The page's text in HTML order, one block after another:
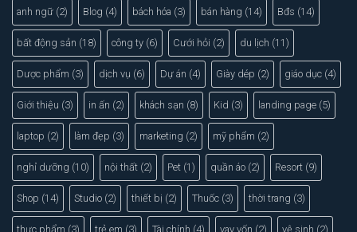
anh ngữ (2) Blog (4) bách hóa (3) bán hàng (14) Bđs (14)
bất động sản (18) công ty (6) Cưới hỏi (2) du lịch (11)
Dược phẩm (3) dịch vụ (6) Dự án (4) Giày dép (2) giáo dục (4)
Giới thiệu (3) in ấn (2) khách sạn (8) Kid (3) landing page (5)
laptop (2) làm đẹp (3) marketing (2) mỹ phẩm (2)
nghỉ dưỡng (10) nội thất (2) Pet (1) quần áo (2) Resort (9)
Shop (14) Studio (2) thiết bị (2) Thuốc (3) thời trang (3)
thực phẩm (3) trẻ em (3) Tài chính (4) vay vốn (2) vệ sinh (2)